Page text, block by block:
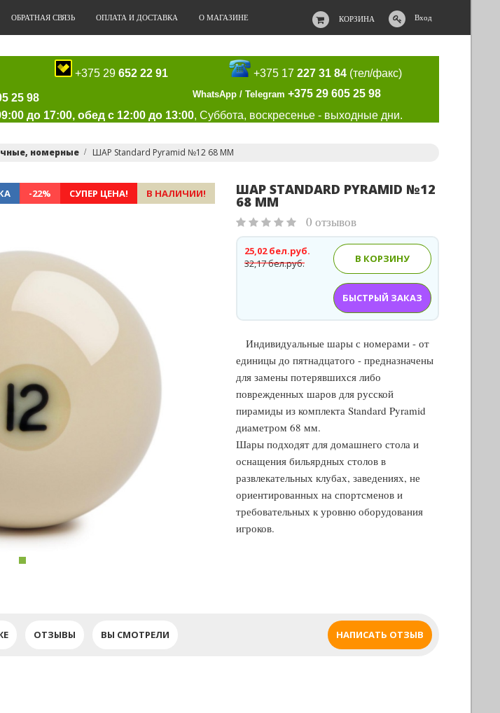
КОРЗИНА Вход
ОБРАТНАЯ СВЯЗЬ ОПЛАТА И ДОСТАВКА О МАГАЗИНЕ
+375 29 652 22 91 +375 17227 31 84 (тел/факс)
25 98 WhatsApp / Telegram +375 29 605 25 98
до 17:00, обед с 12:00 до 13:00, Суббота, воскресенье - выходные дни.
номерные ШАР Standard Pyramid №12 68 ММ
-22% СУПЕР ЦЕНА! В НАЛИЧИИ! ШАР STANDARD PYRAMID №12
68 ММ
0 отзывов
32,17 бел.руб.
25,02 бел.руб.
В КОРЗИНУ
БЫСТРЫЙ ЗАКАЗ
Индивидуальные шары с номерами - от
единицы до пятнадцатого - предназначены
для замены потерявшихся либо
поврежденных шаров для русской
пирамиды из комплекта Standard Pyramid
диаметром 68 мм.
Шары подходят для домашнего стола и
оснащения бильярдных столов в
развлекательных клубах, заведениях, не
ориентированных на спортсменов и
требовательных к уровню оборудования
игроков.
ОТЗЫВЫ НАПИСАТЬ ОТЗЫВ
ВЫ СМОТРЕЛИ